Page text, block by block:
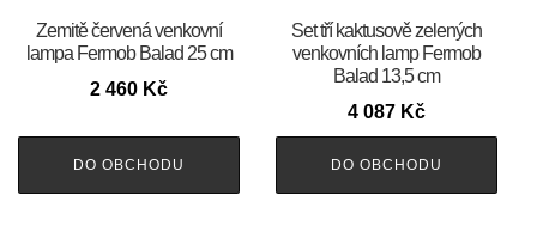
Zemitě červená venkovní
lampa Fermob Balad 25 cm
2 460 Kč
DO OBCHODU
Set tří kaktusově zelených
venkovních lamp Fermob
Balad 13,5 cm
4 087 Kč
DO OBCHODU